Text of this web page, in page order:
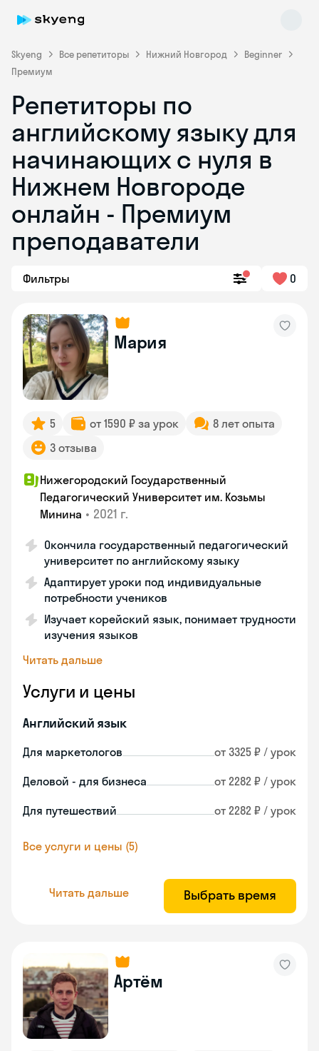
Skyeng Все репетиторы Нижний Новгород
Beginner
Премиум
Репетиторы по
английскому языку для
начинающих с нуля в
Нижнем Новгороде
онлайн - Премиум
преподаватели
Фильтры 0
Мария
5 от 1590 ₽ за урок
8 лет опыта
3 отзыва
Нижегородский Государственный
Педагогический Университет им. Козьмы
Минина • 2021 г.
Окончила государственный педагогический
университет по английскому языку
Адаптирует уроки под индивидуальные
потребности учеников
Изучает корейский язык, понимает трудности
изучения языков
Читать дальше
Услуги и цены
Английский язык
Для маркетологов от 3325 ₽ / урок
Деловой - для бизнеса от 2282 ₽ / урок
Для путешествий от 2282 ₽ / урок
Все услуги и цены (5)
Читать дальше Выбрать время
Артём
Skyeng Chat